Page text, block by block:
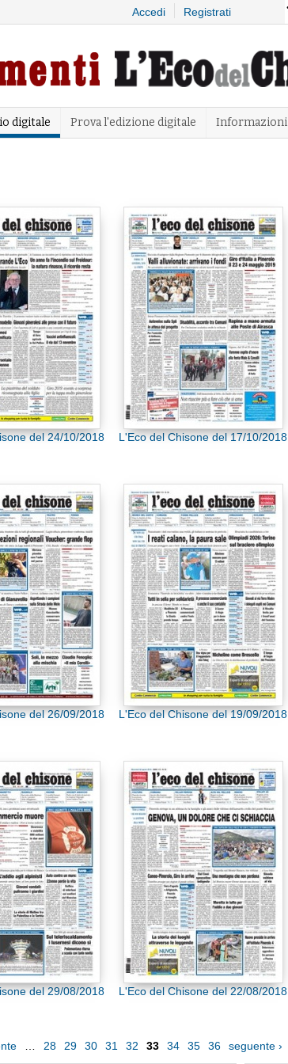
contenuto
Accedi Registrati
digitale Prova l'edizione digitale Informazioni
del 24/10/2018 L'Eco del Chisone del 17/10/2018
del 26/09/2018 L'Eco del Chisone del 19/09/2018
del 29/08/2018 L'Eco del Chisone del 22/08/2018
28 29 30 31 32 33 34 35 36 seguente ›